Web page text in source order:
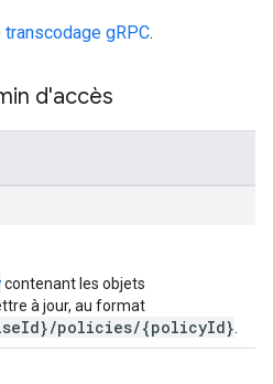
transcodage gRPC.
d'accès
contenant les objets
à jour, au format
policies/{policyId}